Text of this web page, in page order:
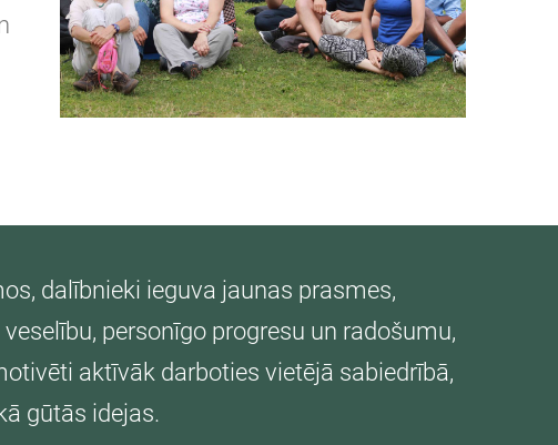
dalībnieki ieguva jaunas prasmes,
personīgo progresu un radošumu,
aktīvāk darboties vietējā sabiedrībā,
gūtās idejas.